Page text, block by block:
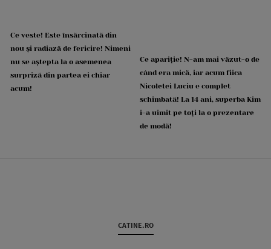
Ce veste! Este însărcinată din
nou și radiază de fericire! Nimeni
nu se aștepta la o asemenea
surpriză din partea ei chiar
acum!
Ce apariție! N-am mai văzut-o de
când era mică, iar acum fiica
Nicoletei Luciu e complet
schimbată! La 14 ani, superba Kim
i-a uimit pe toți la o prezentare
de modă!
CATINE.RO